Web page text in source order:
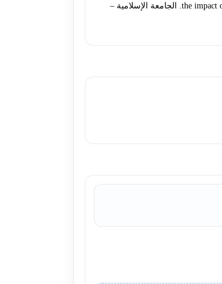
الخطيب, امل سعدي سعدي عزات (2017). the impact of using the differentiated instruction approach on developing concesses in science among fith graders. الجامعة الإسلامية –